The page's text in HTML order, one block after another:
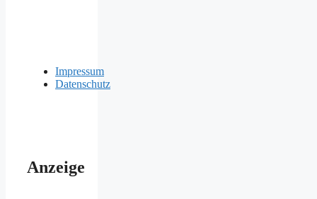
Impressum
Datenschutz
Anzeige